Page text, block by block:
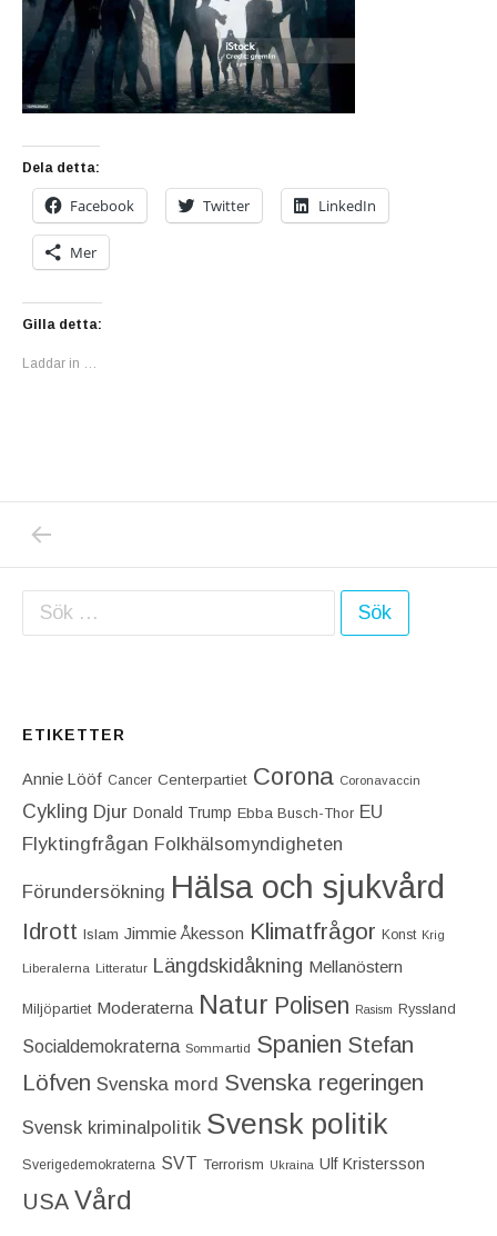
Dela detta:
Facebook Twitter LinkedIn
Mer
Gilla detta:
Laddar in …
Inläggsnavigering
Sök efter:
ETIKETTER
Annie Lööf Cancer Centerpartiet‎ Corona Coronavaccin
Cykling Djur Donald Trump Ebba Busch-Thor EU
Flyktingfrågan Folkhälsomyndigheten
Förundersökning Hälsa och sjukvård
Idrott Islam Jimmie Åkesson Klimatfrågor Konst Krig
Liberalerna Litteratur Längdskidåkning Mellanöstern
Miljöpartiet Moderaterna Natur Polisen Rasism Ryssland
Socialdemokraterna Sommartid Spanien Stefan
Löfven Svenska mord Svenska regeringen
Svensk kriminalpolitik Svensk politik
Sverigedemokraterna SVT Terrorism Ukraina Ulf Kristersson
USA Vård